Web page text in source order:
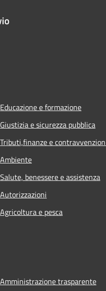
Educazione e formazione
Giustizia e sicurezza pubblica
Tributi,finanze e
Ambiente
Salute, benessere e assistenza
Autorizzazioni
Agricoltura e pesca
Amministrazione trasparente